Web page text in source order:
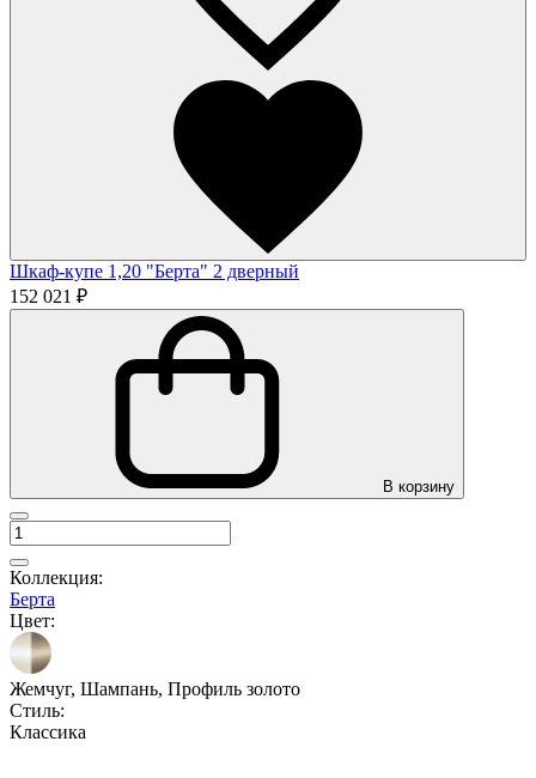
Шкаф-купе 1,20 "Берта" 2 дверный
152 021 ₽
В корзину
Коллекция:
Берта
Цвет:
Жемчуг, Шампань, Профиль золото
Стиль:
Классика